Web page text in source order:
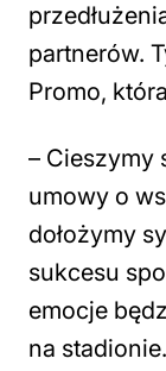
partnerów.
Promo,
– Cieszymy
umowy o
dołożymy
sukcesu
emocje
na